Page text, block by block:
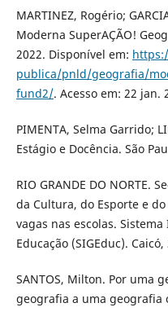
MARTINEZ, Rogério;
Moderna SuperAÇÃO!
2022. Disponível em:
publica/pnld/geografia/
fund2/. Acesso em: 22 jan.
PIMENTA, Selma Garrido;
Estágio e Docência. São
RIO GRANDE DO NORTE.
da Cultura, do Esporte e
vagas nas escolas.
Educação (SIGEduc). Caicó,
SANTOS, Milton. Por uma
geografia a uma geografia